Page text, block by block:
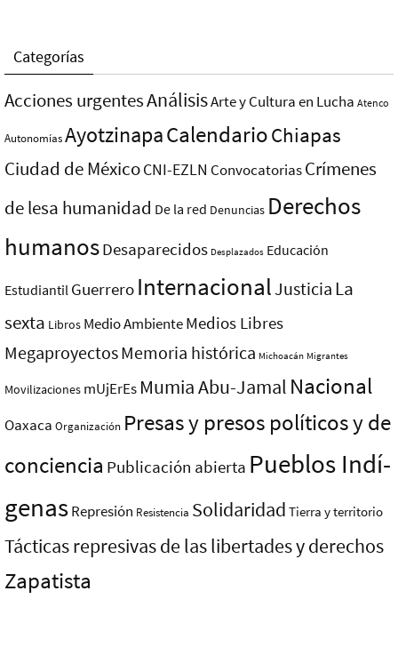
Categorías
Acciones urgentesAnálisisArte y Cultura en Lucha Atenco
AutonomíasAyotzinapaCalendarioChiapas
Ciudad de MéxicoCNI-EZLN ConvocatoriasCrímenes
de lesa humanidad De la red Denuncias Derechos
humanosDesaparecidos Desplazados Educación
Estudiantil Guerrero InternacionalJusticia La
sexta Libros Medio AmbienteMedios Libres
MegaproyectosMemoria histórica Michoacán Migrantes
Movilizaciones mUjErEs Mumia Abu-Jamal Nacional
Oaxaca Organización Presas y presos polí­ticos y de
conciencia Publicación abierta Pueblos Indí­
genasRepresión Resistencia Solidaridad Tierra y territorio
Tácticas represivas de las libertades y derechos
Zapatista